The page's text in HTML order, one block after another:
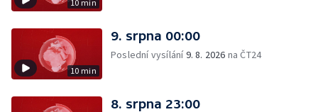
10 min
10 min
9. srpna 00:00
Poslední vysílání9. 8. 2026 na ČT24
8. srpna 23:00